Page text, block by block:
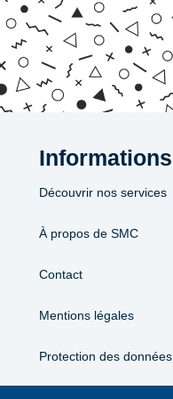
Informations
Découvrir nos services
À propos de SMC
Contact
Mentions légales
Protection des données